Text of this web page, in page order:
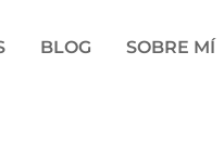
BLOG SOBRE MÍ